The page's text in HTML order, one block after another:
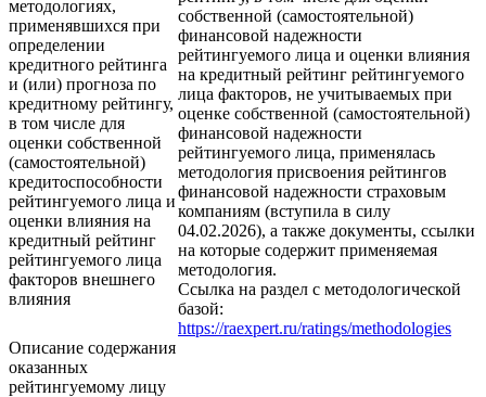
методологиях,
применявшихся при
определении
кредитного рейтинга
и (или) прогноза по
кредитному рейтингу,
в том числе для
оценки собственной
(самостоятельной)
кредитоспособности
рейтингуемого лица и
оценки влияния на
кредитный рейтинг
рейтингуемого лица
факторов внешнего
влияния
собственной (самостоятельной)
финансовой надежности
рейтингуемого лица и оценки влияния
на кредитный рейтинг рейтингуемого
лица факторов, не учитываемых при
оценке собственной (самостоятельной)
финансовой надежности
рейтингуемого лица, применялась
методология присвоения рейтингов
финансовой надежности страховым
компаниям (вступила в силу
04.02.2026), а также документы, ссылки
на которые содержит применяемая
методология.
Ссылка на раздел с методологической
базой:
https://raexpert.ru/ratings/methodologies
Описание содержания
оказанных
рейтингуемому лицу